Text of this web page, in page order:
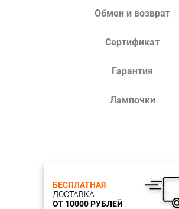
Обмен и возврат
Сертификат
Гарантия
Лампочки
БЕСПЛАТНАЯ
ДОСТАВКА
ОТ 10000 РУБЛЕЙ